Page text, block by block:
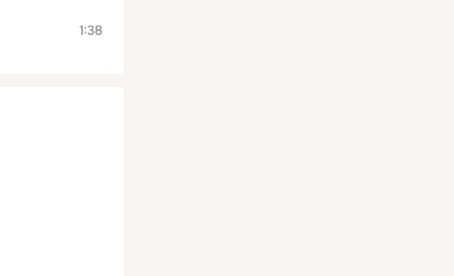
1:38